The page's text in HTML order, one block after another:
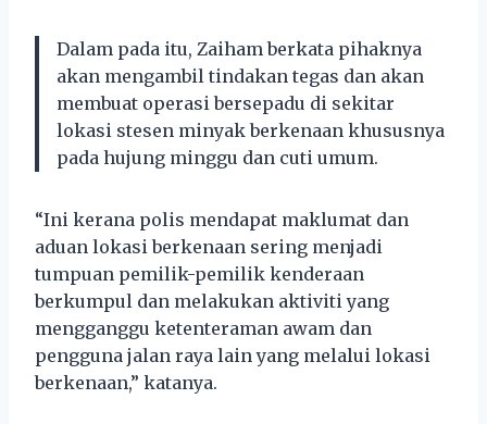
Dalam pada itu, Zaiham berkata pihaknya
akan mengambil tindakan tegas dan akan
membuat operasi bersepadu di sekitar
lokasi stesen minyak berkenaan khususnya
pada hujung minggu dan cuti umum.
“Ini kerana polis mendapat maklumat dan
aduan lokasi berkenaan sering menjadi
tumpuan pemilik-pemilik kenderaan
berkumpul dan melakukan aktiviti yang
mengganggu ketenteraman awam dan
pengguna jalan raya lain yang melalui lokasi
berkenaan,” katanya.